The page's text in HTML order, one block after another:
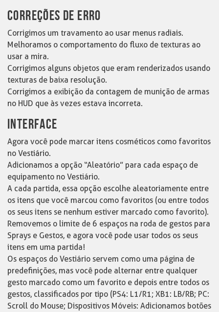
CORREÇÕES DE ERRO
Corrigimos um travamento ao usar menus radiais.
Melhoramos o comportamento do fluxo de texturas ao
usar a mira.
Corrigimos alguns objetos que eram renderizados usando
texturas de baixa resolução.
Corrigimos a exibição da contagem de munição de armas
no HUD que às vezes estava incorreta.
INTERFACE
Agora você pode marcar itens cosméticos como favoritos
no Vestiário.
Adicionamos a opção “Aleatório” para cada espaço de
equipamento no Vestiário.
A cada partida, essa opção escolhe aleatoriamente entre
os itens que você marcou como favoritos (ou entre todos
os seus itens se nenhum estiver marcado como favorito).
Removemos o limite de 6 espaços na roda de gestos para
Sprays e Gestos, e agora você pode usar todos os seus
itens em uma partida!
Os espaços do Vestiário servem como uma página de
predefinições, mas você pode alternar entre qualquer
gesto marcado como um favorito e depois entre todos os
gestos, classificados por tipo (PS4: L1/R1; XB1: LB/RB; PC:
Scroll do Mouse; Dispositivos Móveis: Adicionamos botões